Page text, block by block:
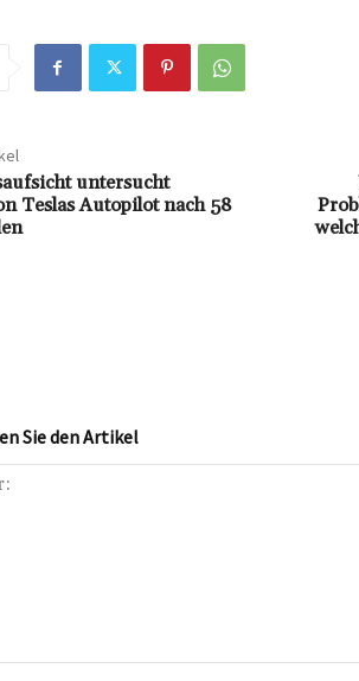
untersucht
Teslas Autopilot nach 58
Sie den Artikel